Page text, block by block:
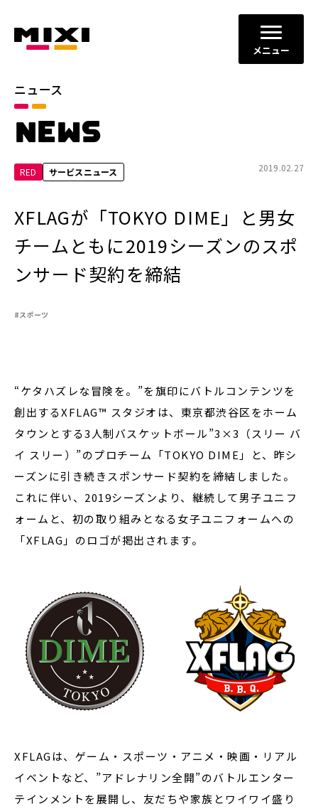
メニュー
ニュース
NEWS
RED サービスニュース 2019.02.27
XFLAGが「TOKYO DIME」と男女
チームともに2019シーズンのスポ
ンサード契約を締結
#スポーツ
“ケタハズレな冒険を。”を旗印にバトルコンテンツを
創出するXFLAG™ スタジオは、 東京都渋谷区をホーム
タウンとする3人制バスケットボール”3×3（スリー バ
イ スリー）”のプロチーム「TOKYO DIME」と、昨シ
ーズンに引き続きスポンサード契約を締結しました。
これに伴い、2019シーズンより、継続して男子ユニフ
ォームと、初の取り組みとなる女子ユニフォームへの
「XFLAG」のロゴが掲出されます。
XFLAGは、ゲーム・スポーツ・アニメ・映画・リアル
イベントなど、”アドレナリン全開”のバトルエンター
テインメントを展開し、友だちや家族とワイワイ盛り
カテゴリ
お知らせ
2026年 2025年